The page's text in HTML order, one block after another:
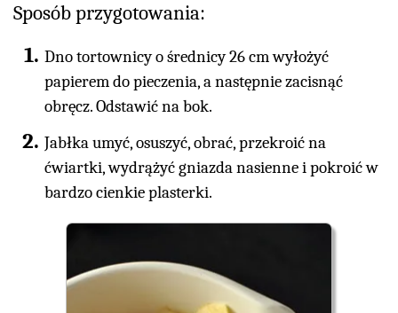
Sposób przygotowania:
Dno tortownicy o średnicy 26 cm wyłożyć
papierem do pieczenia, a następnie zacisnąć
obręcz. Odstawić na bok.
Jabłka umyć, osuszyć, obrać, przekroić na
ćwiartki, wydrążyć gniazda nasienne i pokroić w
bardzo cienkie plasterki.